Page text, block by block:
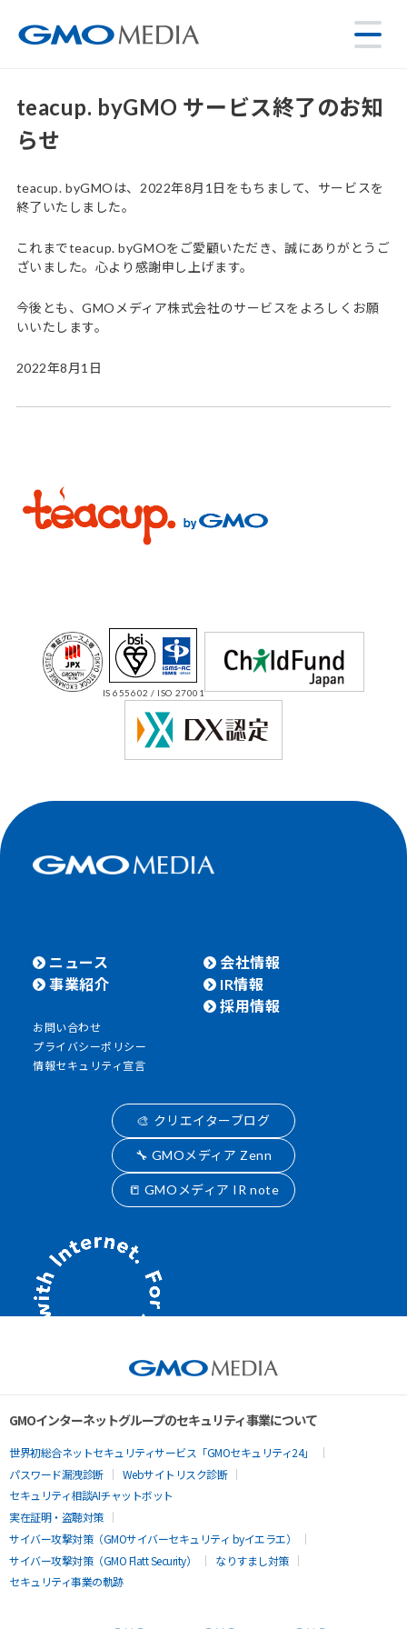
teacup. byGMO サービス終了のお知
らせ
teacup. byGMOは、2022年8月1日をもちまして、サービスを
終了いたしました。
これまでteacup. byGMOをご愛顧いただき、誠にありがとうご
ざいました。心より感謝申し上げます。
今後とも、GMOメディア株式会社のサービスをよろしくお願
いいたします。
2022年8月1日
IS 655602 / ISO 27001
ニュース
事業紹介
会社情報
IR情報
採用情報
お問い合わせ
プライバシーポリシー
情報セキュリティ宣言
🎨 クリエイターブログ
🔧 GMOメディア Zenn
📒 GMOメディア IR note
GMOインターネットグループのセキュリティ事業について
世界初総合ネットセキュリティサービス「GMOセキュリティ24」
パスワード漏洩診断
Webサイトリスク診断
セキュリティ相談AIチャットボット
実在証明・盗聴対策
サイバー攻撃対策（GMOサイバーセキュリティ byイエラエ）
サイバー攻撃対策（GMO Flatt Security）
なりすまし対策
セキュリティ事業の軌跡